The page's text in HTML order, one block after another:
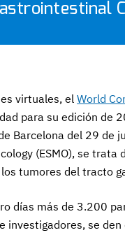
virtuales, elWorld
para su edición de
Barcelona del 29 de
(ESMO), se trata
tumores del tracto
días más de 3.200
investigadores, se